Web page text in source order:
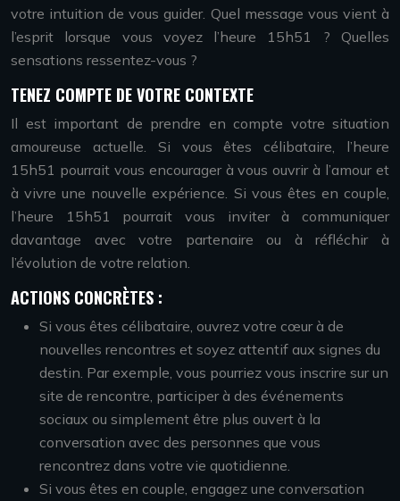
votre intuition de vous guider. Quel message vous vient à
l’esprit lorsque vous voyez l’heure 15h51 ? Quelles
sensations ressentez-vous ?
TENEZ COMPTE DE VOTRE CONTEXTE
Il est important de prendre en compte votre situation
amoureuse actuelle. Si vous êtes célibataire, l’heure
15h51 pourrait vous encourager à vous ouvrir à l’amour et
à vivre une nouvelle expérience. Si vous êtes en couple,
l’heure 15h51 pourrait vous inviter à communiquer
davantage avec votre partenaire ou à réfléchir à
l’évolution de votre relation.
ACTIONS CONCRÈTES :
Si vous êtes célibataire, ouvrez votre cœur à de
nouvelles rencontres et soyez attentif aux signes du
destin. Par exemple, vous pourriez vous inscrire sur un
site de rencontre, participer à des événements
sociaux ou simplement être plus ouvert à la
conversation avec des personnes que vous
rencontrez dans votre vie quotidienne.
Si vous êtes en couple, engagez une conversation